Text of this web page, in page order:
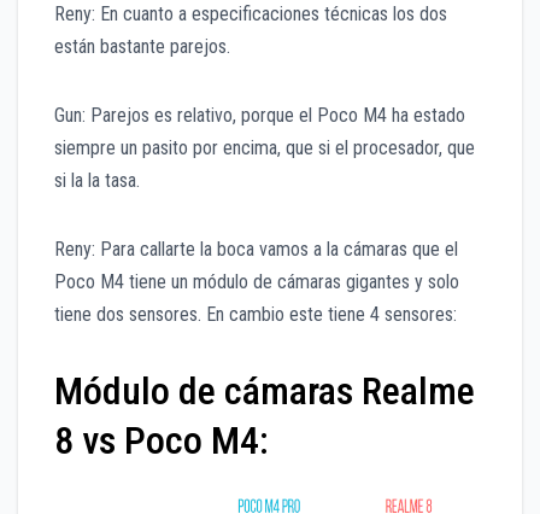
Reny: En cuanto a especificaciones técnicas los dos
están bastante parejos.
Gun: Parejos es relativo, porque el Poco M4 ha estado
siempre un pasito por encima, que si el procesador, que
si la la tasa.
Reny: Para callarte la boca vamos a la cámaras que el
Poco M4 tiene un módulo de cámaras gigantes y solo
tiene dos sensores. En cambio este tiene 4 sensores:
Módulo de cámaras Realme
8 vs Poco M4: